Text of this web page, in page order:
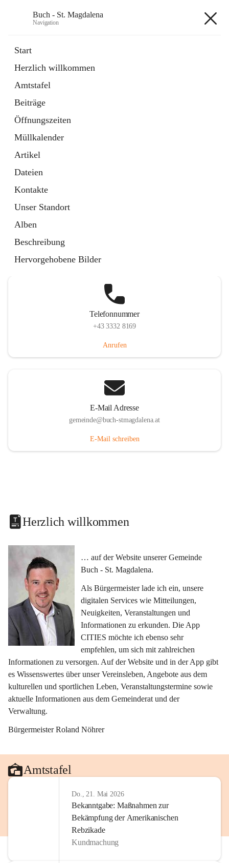
Buch - St. Magdalena
Navigation
Start
Herzlich willkommen
Amtstafel
Beiträge
Öffnungszeiten
Müllkalender
Artikel
Dateien
Kontakte
Unser Standort
Alben
Beschreibung
Hervorgehobene Bilder
11 Schnellzugriffe
Bürgerservice
10 Schnellzugriffe
Telefonnummer
+43 3332 8169
Anrufen
E-Mail Adresse
gemeinde@buch-stmagdalena.at
E-Mail schreiben
Herzlich willkommen
… auf der Website unserer Gemeinde
Buch - St. Magdalena.
Als Bürgermeister lade ich ein, unsere
digitalen Services wie Mitteilungen,
Neuigkeiten, Veranstaltungen und
Informationen zu erkunden. Die App
CITIES möchte ich ebenso sehr
empfehlen, um sich mit zahlreichen
Informationen zu versorgen. Auf der Website und in der App gibt
es Wissenswertes über unser Vereinsleben, Angebote aus dem
kulturellen und sportlichen Leben, Veranstaltungstermine sowie
aktuelle Informationen aus dem Gemeinderat und der
Verwaltung.
Bürgermeister Roland Nöhrer
Amtstafel
Do., 21. Mai 2026
Bekanntgabe: Maßnahmen zur
Bekämpfung der Amerikanischen
Rebzikade
Kundmachung